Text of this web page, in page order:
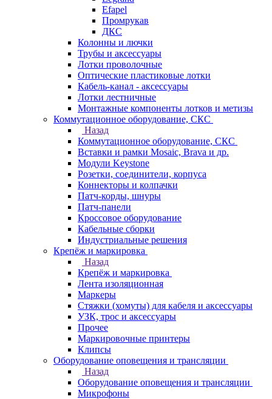
Efapel
Промрукав
ДКС
Колонны и лючки
Трубы и аксессуары
Лотки проволочные
Оптические пластиковые лотки
Кабель-канал - аксессуары
Лотки лестничные
Монтажные компоненты лотков и метизы
Коммутационное оборудование, СКС
Назад
Коммутационное оборудование, СКС
Вставки и рамки Mosaic, Brava и др.
Модули Keystone
Розетки, соединители, корпуса
Коннекторы и колпачки
Патч-корды, шнуры
Патч-панели
Кроссовое оборудование
Кабельные сборки
Индустриальные решения
Крепёж и маркировка
Назад
Крепёж и маркировка
Лента изоляционная
Маркеры
Стяжки (хомуты) для кабеля и аксессуары
УЗК, трос и аксессуары
Прочее
Маркировочные принтеры
Клипсы
Оборудование оповещения и трансляции
Назад
Оборудование оповещения и трансляции
Микрофоны